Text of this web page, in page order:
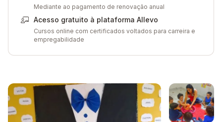
Mediante ao pagamento de renovação anual
Acesso gratuito à plataforma Allevo
Cursos online com certificados voltados para carreira e
empregabilidade
Galeria de imagem